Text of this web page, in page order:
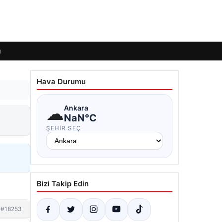
#18253
Hava Durumu
☁Ankara
NaN°C
ŞEHIR SEÇ
Bizi Takip Edin